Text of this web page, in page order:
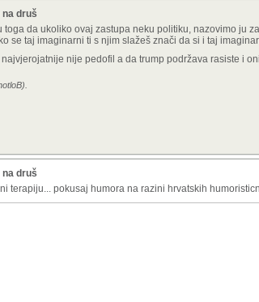
druš
da ukoliko ovaj zastupa neku politiku, nazovimo ju
se taj imaginarni ti s njim slažeš znači da si i taj
nije pedofil a da trump podržava rasiste i
druš
terapiju... pokusaj humora na razini hrvatskih